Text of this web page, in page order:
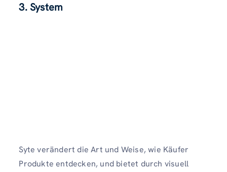
3. System
Syte verändert die Art und Weise, wie Käufer
Produkte entdecken, und bietet durch visuell